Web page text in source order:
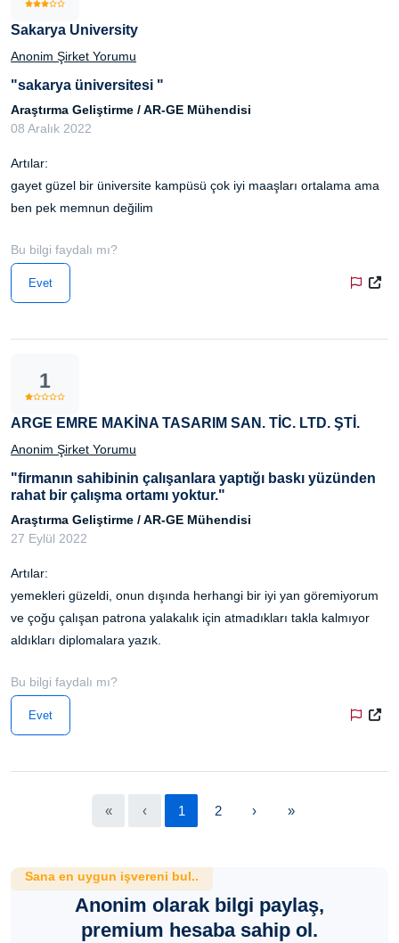
Sakarya University
Anonim Şirket Yorumu
"sakarya üniversitesi "
Araştırma Geliştirme / AR-GE Mühendisi
08 Aralık 2022
Artılar:
gayet güzel bir üniversite kampüsü çok iyi maaşları ortalama ama
ben pek memnun değilim
Bu bilgi faydalı mı?
Evet
1
ARGE EMRE MAKİNA TASARIM SAN. TİC. LTD. ŞTİ.
Anonim Şirket Yorumu
"firmanın sahibinin çalışanlara yaptığı baskı yüzünden
rahat bir çalışma ortamı yoktur."
Araştırma Geliştirme / AR-GE Mühendisi
27 Eylül 2022
Artılar:
yemekleri güzeldi, onun dışında herhangi bir iyi yan göremiyorum
ve çoğu çalışan patrona yalakalık için atmadıkları takla kalmıyor
aldıkları diplomalara yazık.
Bu bilgi faydalı mı?
Evet
« ‹ 1 2 › »
Sana en uygun işvereni bul..
Anonim olarak bilgi paylaş,
premium hesaba sahip ol.